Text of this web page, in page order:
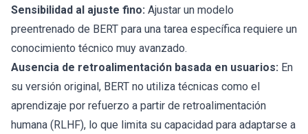
Sensibilidad al ajuste fino: Ajustar un modelo
preentrenado de BERT para una tarea específica requiere un
conocimiento técnico muy avanzado.
Ausencia de retroalimentación basada en usuarios: En
su versión original, BERT no utiliza técnicas como el
aprendizaje por refuerzo a partir de retroalimentación
humana (RLHF), lo que limita su capacidad para adaptarse a